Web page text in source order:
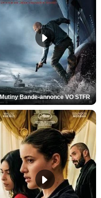
Mutiny Bande-annonce VO STFR